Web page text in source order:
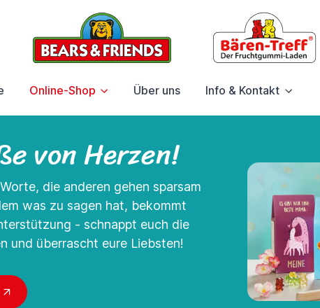
Online-Shop Über uns Info & Kontakt
von Herzen!
die anderen gehen sparsam
was zu sagen hat, bekommt
- schnappt euch die
und überrascht eure Liebsten!